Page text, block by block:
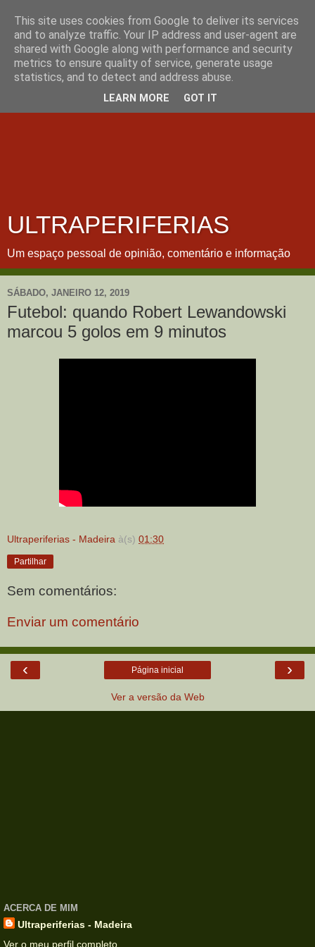
ULTRAPERIFERIAS
Um espaço pessoal de opinião, comentário e informação
SÁBADO, JANEIRO 12, 2019
Futebol: quando Robert Lewandowski
marcou 5 golos em 9 minutos
Ultraperiferias - Madeira à(s) 01:30
Partilhar
Sem comentários:
Enviar um comentário
‹ ›
Página inicial
Ver a versão da Web
ACERCA DE MIM
Ultraperiferias - Madeira
Ver o meu perfil completo
This site uses cookies from Google to deliver its services
and to analyze traffic. Your IP address and user-agent are
shared with Google along with performance and security
metrics to ensure quality of service, generate usage
statistics, and to detect and address abuse.
LEARN MORE GOT IT